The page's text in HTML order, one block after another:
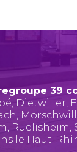
39
, Dietwiller,
,
, Ruelisheim,
le Haut-